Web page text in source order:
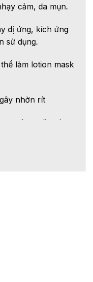
cảm, da mụn.
dị ứng, kích ứng
sử dụng.
làm lotion mask
nhờn rít
thơm dịu nhẹ
1 ngày dài mệt
có nhiệt độ cao